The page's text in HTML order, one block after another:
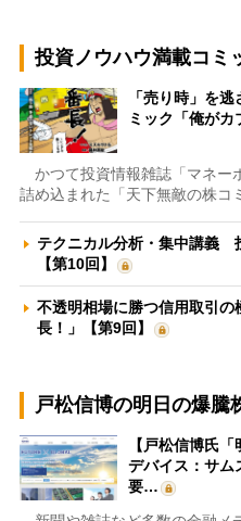
投資ノウハウ満載コミ
「売り時」を
ミック「俺がカ
かつて投資情報雑誌「マネー
詰め込まれた「天下無敵の株コ
テクニカル分析・集中講義
【第10回】
不透明相場に勝つ信用取引
長！」【第9回】
戸松信博の明日の爆騰
【戸松信博氏
デバイス：サム
要…